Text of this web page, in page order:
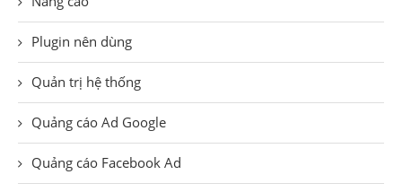
Plugin nên dùng
Quản trị hệ thống
Quảng cáo Ad Google
Quảng cáo Facebook Ad